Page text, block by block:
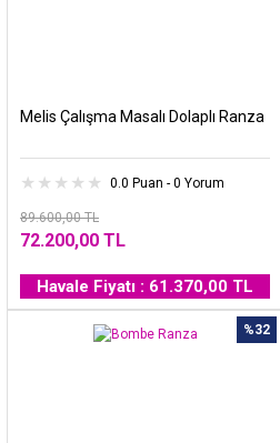
Melis Çalışma Masalı Dolaplı Ranza
0.0 Puan - 0 Yorum
89.600,00 TL
72.200,00 TL
Havale Fiyatı : 61.370,00 TL
%32